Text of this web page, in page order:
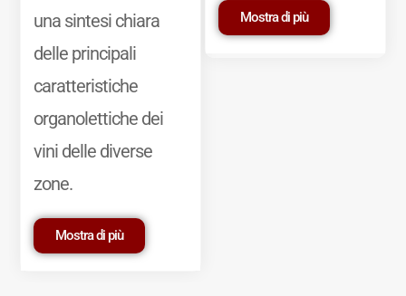
una sintesi chiara
delle principali
caratteristiche
organolettiche dei
vini delle diverse
zone.
Mostra di più
Mostra di più